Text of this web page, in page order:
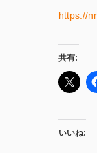
https://
共有:
いいね: